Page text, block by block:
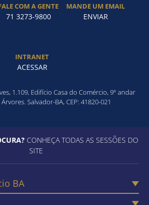
COM A GENTE
71 3273-9800
MANDE UM EMAIL
ENVIAR
INTRANET
ACESSAR
1.109, Edifício Casa do Comércio, 9º andar
Salvador-BA, CEP: 41820-021
CONHEÇA TODAS AS SESSÕES DO
SITE
BA